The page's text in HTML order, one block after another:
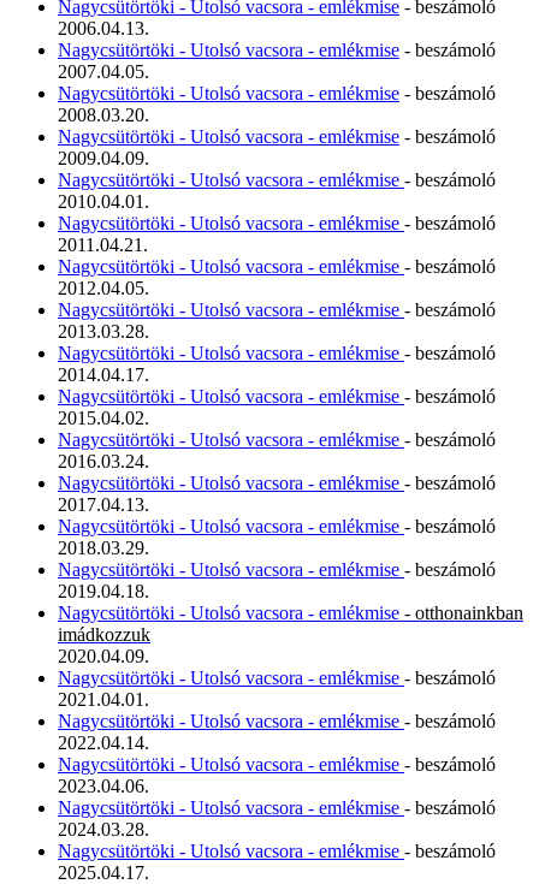
Nagycsütörtöki - Utolsó vacsora - emlékmise - beszámoló
2006.04.13.
Nagycsütörtöki - Utolsó vacsora - emlékmise - beszámoló
2007.04.05.
Nagycsütörtöki - Utolsó vacsora - emlékmise - beszámoló
2008.03.20.
Nagycsütörtöki - Utolsó vacsora - emlékmise - beszámoló
2009.04.09.
Nagycsütörtöki - Utolsó vacsora - emlékmise - beszámoló
2010.04.01.
Nagycsütörtöki - Utolsó vacsora - emlékmise - beszámoló
2011.04.21.
Nagycsütörtöki - Utolsó vacsora - emlékmise - beszámoló
2012.04.05.
Nagycsütörtöki - Utolsó vacsora - emlékmise - beszámoló
2013.03.28.
Nagycsütörtöki - Utolsó vacsora - emlékmise - beszámoló
2014.04.17.
Nagycsütörtöki - Utolsó vacsora - emlékmise - beszámoló
2015.04.02.
Nagycsütörtöki - Utolsó vacsora - emlékmise - beszámoló
2016.03.24.
Nagycsütörtöki - Utolsó vacsora - emlékmise - beszámoló
2017.04.13.
Nagycsütörtöki - Utolsó vacsora - emlékmise - beszámoló
2018.03.29.
Nagycsütörtöki - Utolsó vacsora - emlékmise - beszámoló
2019.04.18.
Nagycsütörtöki - Utolsó vacsora - emlékmise - otthonainkban
imádkozzuk
2020.04.09.
Nagycsütörtöki - Utolsó vacsora - emlékmise - beszámoló
2021.04.01.
Nagycsütörtöki - Utolsó vacsora - emlékmise - beszámoló
2022.04.14.
Nagycsütörtöki - Utolsó vacsora - emlékmise - beszámoló
2023.04.06.
Nagycsütörtöki - Utolsó vacsora - emlékmise - beszámoló
2024.03.28.
Nagycsütörtöki - Utolsó vacsora - emlékmise - beszámoló
2025.04.17.